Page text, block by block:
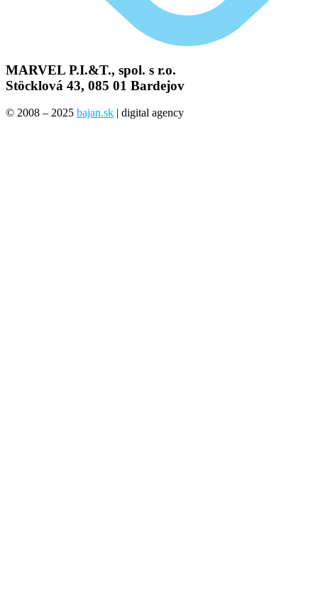
MARVEL P.I.&T., spol. s r.o.
Stöcklová 43, 085 01 Bardejov
© 2008 – 2025 bajan.sk | digital agency